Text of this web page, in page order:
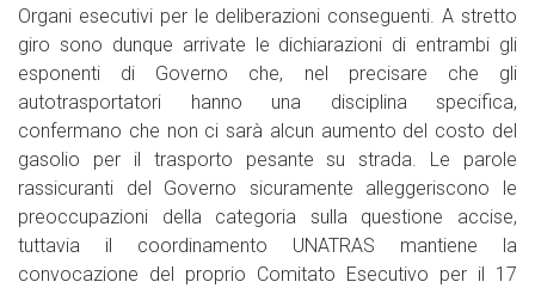
Organi esecutivi per le deliberazioni conseguenti. A stretto
giro sono dunque arrivate le dichiarazioni di entrambi gli
esponenti di Governo che, nel precisare che gli
autotrasportatori hanno una disciplina specifica,
confermano che non ci sarà alcun aumento del costo del
gasolio per il trasporto pesante su strada. Le parole
rassicuranti del Governo sicuramente alleggeriscono le
preoccupazioni della categoria sulla questione accise,
tuttavia il coordinamento UNATRAS mantiene la
convocazione del proprio Comitato Esecutivo per il 17